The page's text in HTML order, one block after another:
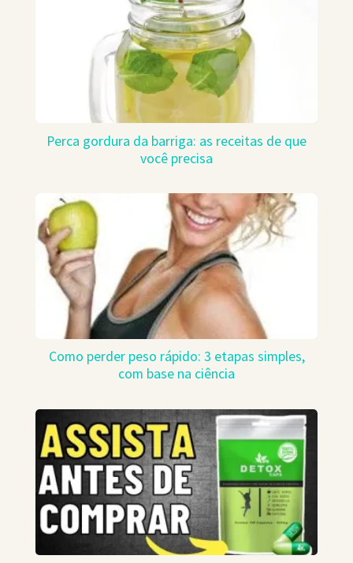
Perca gordura da barriga: as receitas de que
você precisa
Como perder peso rápido: 3 etapas simples,
com base na ciência